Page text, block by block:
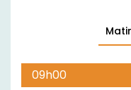
09h00